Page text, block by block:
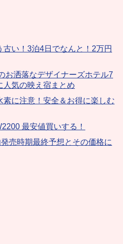
い！3泊4日でなんと！2万円
お洒落なデザイナーズホテル7
人気の映え宿まとめ
素に注意！安全＆お得に楽しむ
最安値買いする！
売時期最終予想とその価格に